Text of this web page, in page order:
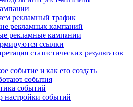
рекламный трафик
рекламных кампаний
рекламные кампании
ссылки
статистических результатов
событие и как его создать
события
событий
настройки событий